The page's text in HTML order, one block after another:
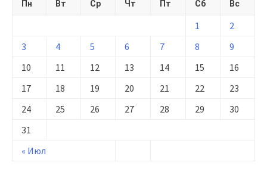
Пн Вт Ср Чт Пт Сб Вс
« Июл
1
2
3
4 5 6 7 8
9
10
11 12 13 14 15
16
17
18 19 20 21 22
23
24
25 26 27 28 29
30
31